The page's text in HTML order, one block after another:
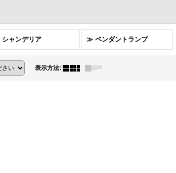
ャンデリア ≫ ペンダントランプ
表示方法: